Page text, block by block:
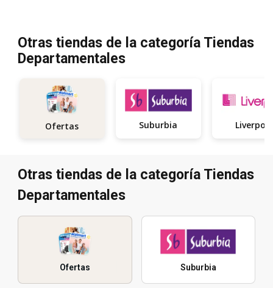
Otras tiendas de la categoría Tiendas
Departamentales
Ofertas Suburbia
Otras tiendas de la categoría Tiendas
Departamentales
Ofertas Suburbia